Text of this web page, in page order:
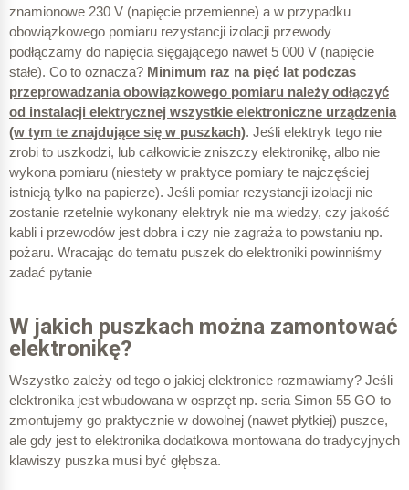
znamionowe 230 V (napięcie przemienne) a w przypadku
obowiązkowego pomiaru rezystancji izolacji przewody
podłączamy do napięcia sięgającego nawet 5 000 V (napięcie
stałe). Co to oznacza? Minimum raz na pięć lat podczas
przeprowadzania obowiązkowego pomiaru należy odłączyć
od instalacji elektrycznej wszystkie elektroniczne urządzenia
(w tym te znajdujące się w puszkach). Jeśli elektryk tego nie
zrobi to uszkodzi, lub całkowicie zniszczy elektronikę, albo nie
wykona pomiaru (niestety w praktyce pomiary te najczęściej
istnieją tylko na papierze). Jeśli pomiar rezystancji izolacji nie
zostanie rzetelnie wykonany elektryk nie ma wiedzy, czy jakość
kabli i przewodów jest dobra i czy nie zagraża to powstaniu np.
pożaru. Wracając do tematu puszek do elektroniki powinniśmy
zadać pytanie
W jakich puszkach można zamontować
elektronikę?
Wszystko zależy od tego o jakiej elektronice rozmawiamy? Jeśli
elektronika jest wbudowana w osprzęt np. seria Simon 55 GO to
zmontujemy go praktycznie w dowolnej (nawet płytkiej) puszce,
ale gdy jest to elektronika dodatkowa montowana do tradycyjnych
klawiszy puszka musi być głębsza.